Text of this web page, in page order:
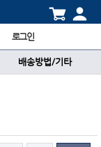
로그인
배송방법/기타